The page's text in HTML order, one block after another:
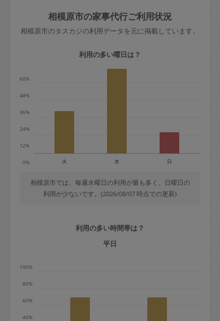
依頼者不在による当日キャンセル＝依頼
金額の100%＋交通費全額
※例：依頼日時／土曜日午前9時開始の場
金曜日9時～土曜日8時まで＝依頼金額の
＋交通費全額
依頼者不在による当日キャンセル＝依頼
金額の100%＋交通費全額
定期契約をキャンセルする場合、毎週定
期は月2回まで隔週定期は月1回までキャ
きた場合は損害保険の対象外となるので
ご注意ください。
玉、など
あわせてこちらも参照ください：初めて
はありますか？
相模原市の家事代行ご利用状況
相模原市のタスカジの利用データを元に掲載しています。
利用の多い曜日は？
0%
12%
24%
36%
48%
60%
火 水 日
相模原市では、毎週水曜日の利用が最も多く、日曜日の
利用が少ないです。(2026/08/07 時点での更新)
利用の多い時間帯は？
平日
40%
60%
80%
100%